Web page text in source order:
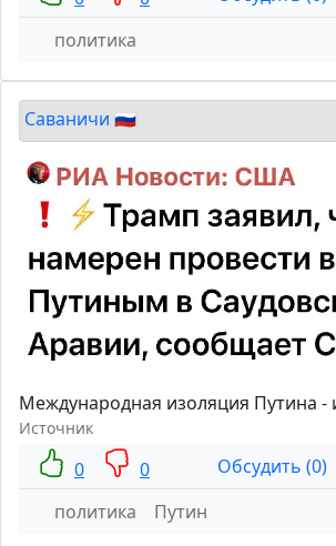
политика
Саваничи 🇷🇺
Международная изоляция Путина -
Источник
0 0
Обсудить (0)
политика
Путин